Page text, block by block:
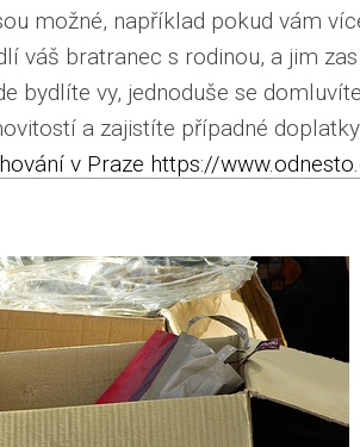
možné, například pokud vám
váš bratranec s rodinou, a jim
bydlíte vy, jednoduše se
a zajistíte případné
v Praze https://